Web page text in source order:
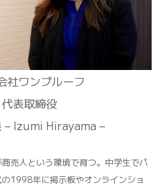
社ワンプルーフ
代表取締役
– Izumi Hirayama –
売人という環境で育つ。中学生でパ
1998年に掲示板やオンラインショ